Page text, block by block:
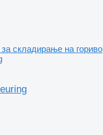
за складирање на гориво